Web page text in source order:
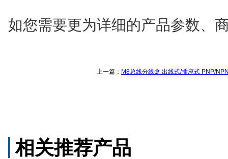
如您需要更为详细的产品参数、
上一篇： M8总线分线盒 出线式/插座式 PNP/
相关推荐产品